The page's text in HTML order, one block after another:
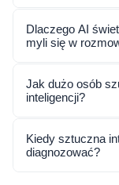
Dlaczego AI
myli się w
Jak dużo osób
inteligencji?
Kiedy sztuczna
diagnozować?